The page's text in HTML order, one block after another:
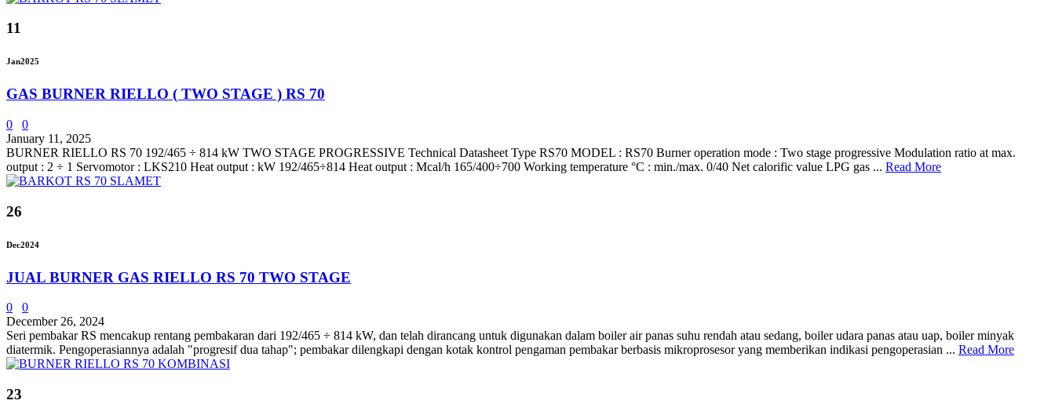
11
Jan2025
GAS BURNER RIELLO ( TWO STAGE ) RS 70
0
0
January 11, 2025
BURNER RIELLO RS 70 192/465 ÷ 814 kW TWO STAGE PROGRESSIVE Technical Datasheet Type RS70 MODEL : RS70 Burner operation mode : Two stage progressive Modulation ratio at max.
output : 2 ÷ 1 Servomotor : LKS210 Heat output : kW 192/465÷814 Heat output : Mcal/h 165/400÷700 Working temperature °C : min./max. 0/40 Net calorific value LPG gas ... Read More
26
Dec2024
JUAL BURNER GAS RIELLO RS 70 TWO STAGE
0
0
December 26, 2024
Seri pembakar RS mencakup rentang pembakaran dari 192/465 ÷ 814 kW, dan telah dirancang untuk digunakan dalam boiler air panas suhu rendah atau sedang, boiler udara panas atau uap, boiler minyak
diatermik. Pengoperasiannya adalah "progresif dua tahap"; pembakar dilengkapi dengan kotak kontrol pengaman pembakar berbasis mikroprosesor yang memberikan indikasi pengoperasian ... Read More
23